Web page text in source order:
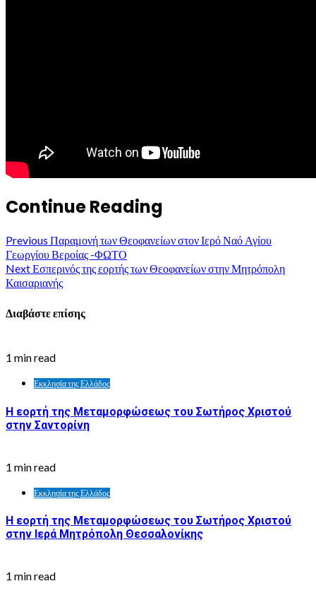
Continue Reading
Previous Παραμονή των Θεοφανείων στον Ιερό Ναό Αγίου
Γεωργίου Βεροίας -ΦΩΤΟ
NextΕσπερινός της εορτής των Θεοφανείων στην Μητρόπολη
Καισαριανής
Διαβάστε επίσης
1 min read
Εκκλησία της Ελλάδος
Η εορτή της Μεταμορφώσεως του Σωτήρος Χριστού
στην Σαντορίνη
1 min read
Εκκλησία της Ελλάδος
Η εορτή της Μεταμορφώσεως του Σωτήρος Χριστού
στην Ιερά Μητρόπολη Θεσσαλονίκης
1 min read